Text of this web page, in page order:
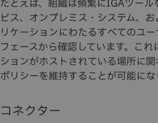
たとえば、組織は頻繁にIGAツール
ビス、オンプレミス・システム、
リケーションにわたるすべてのユ
フェースから確認しています。こ
ションがホストされている場所に
ポリシーを維持することが可能にな
コネクター